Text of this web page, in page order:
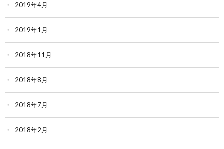
2019年4月
2019年1月
2018年11月
2018年8月
2018年7月
2018年2月